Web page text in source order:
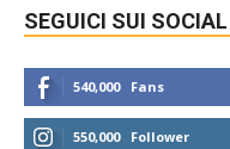
SEGUICI SUI SOCIAL
540,000 Fans
550,000 Follower